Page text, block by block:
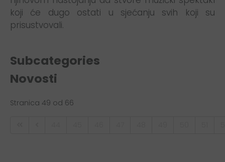
koji će dugo ostati u sjećanju svih koji su
prisustvovali.
Subcategories
Novosti
Stranica 49 od 66